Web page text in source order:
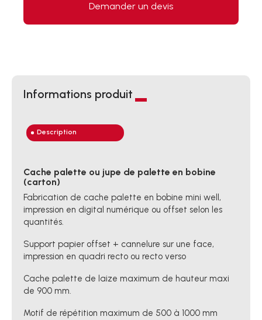
Demander un devis
Informations produit
Description
Cache palette ou jupe de palette en bobine
(carton)
Fabrication de cache palette en bobine mini well,
impression en digital numérique ou offset selon les
quantités.
Support papier offset + cannelure sur une face,
impression en quadri recto ou recto verso
Cache palette de laize maximum de hauteur maxi
de 900 mm.
Motif de répétition maximum de 500 à 1000 mm